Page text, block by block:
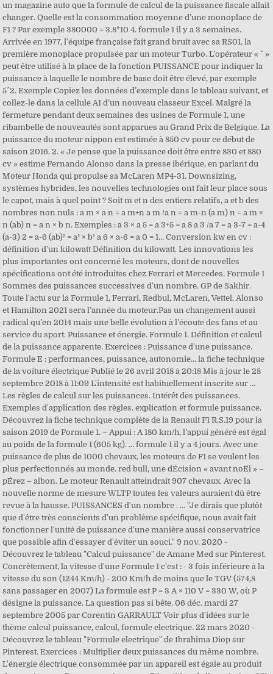
un magazine auto que la formule de calcul de la puissance fiscale allait
changer. Quelle est la consommation moyenne d’une monoplace de
F1 ? Par exemple 380000 = 3.8*10 4. formule 1 il y a 3 semaines.
Arrivée en 1977, l'équipe française fait grand bruit avec sa RS01, la
première monoplace propulsée par un moteur Turbo. L’opérateur « ^ »
peut être utilisé à la place de la fonction PUISSANCE pour indiquer la
puissance à laquelle le nombre de base doit être élevé, par exemple
5^2. Exemple Copiez les données d’exemple dans le tableau suivant, et
collez-le dans la cellule A1 d’un nouveau classeur Excel. Malgré la
fermeture pendant deux semaines des usines de Formule 1, une
ribambelle de nouveautés sont apparues au Grand Prix de Belgique. La
puissance du moteur nippon est estimée à 850 cv pour ce début de
saison 2016. 2. « Je pense que la puissance doit être entre 830 et 880
cv » estime Fernando Alonso dans la presse ibérique, en parlant du
Moteur Honda qui propulse sa McLaren MP4-31. Downsizing,
systèmes hybrides, les nouvelles technologies ont fait leur place sous
le capot, mais à quel point ? Soit m et n des entiers relatifs, a et b des
nombres non nuls : a m × a n = a m+n a m /a n = a m-n (a m) n = a m ×
n (ab) n = a n × b n. Exemples : a 3 × a 5 = a 3+5 = a 8 a 3 /a 7 = a 3-7 = a-4
(a-3) 2 = a-6 (ab)² = a² × b² a 6 × a-6 = a 0 = 1… Conversion kw en cv :
définition d'un kilowatt Définition du kilowatt. Les innovations les
plus importantes ont concerné les moteurs, dont de nouvelles
spécifications ont été introduites chez Ferrari et Mercedes. Formule 1
Sommes des puissances successives d'un nombre. GP de Sakhir.
Toute l'actu sur la Formule 1, Ferrari, Redbul, McLaren, Vettel, Alonso
et Hamilton 2021 sera l’année du moteur.Pas un changement aussi
radical qu’en 2014 mais une belle évolution à l’écoute des fans et au
service du sport. Puissance et énergie. Formule 1. Définition et calcul
de la puissance apparente. Exercices : Puissance d'une puissance.
Formule E : performances, puissance, autonomie… la fiche technique
de la voiture électrique Publié le 26 avril 2018 à 20:18 Mis à jour le 28
septembre 2018 à 11:09 L'intensité est habituellement inscrite sur …
Les règles de calcul sur les puissances. Intérêt des puissances.
Exemples d'application des règles. explication et formule puissance.
Découvrez la fiche technique complète de la Renault F1 R.S.19 pour la
saison 2019 de Formule 1. – Appui : A 180 km/h, l’appui généré est égal
au poids de la formule 1 (605 kg). ... formule 1 il y a 4 jours. Avec une
puissance de plus de 1000 chevaux, les moteurs de F1 se veulent les
plus perfectionnés au monde. red bull, une dÉcision « avant noËl » –
pÉrez – albon. Le moteur Renault atteindrait 907 chevaux. Avec la
nouvelle norme de mesure WLTP toutes les valeurs auraient dû être
revue à la hausse. PUISSANCES d'un nombre . ... "Je dirais que plutôt
que d'être très conscients d'un problème spécifique, nous avait fait
fonctionner l'unité de puissance d'une manière aussi conservatrice
que possible afin d'essayer d'éviter un souci." 9 nov. 2020 -
Découvrez le tableau "Calcul puissance" de Amane Med sur Pinterest.
Concrètement, la vitesse d'une Formule 1 c'est : - 3 fois inférieure à la
vitesse du son (1244 Km/h) - 200 Km/h de moins que le TGV (574,8
sans passager en 2007) La formule est P = 3 A × 110 V = 330 W, où P
désigne la puissance. La question pas si bête. 06 déc. mardi 27
septembre 2005 par Corentin GARRAULT Voir plus d'idées sur le
thème calcul puissance, calcul, formule electrique. 22 mars 2020 -
Découvrez le tableau "Formule electrique" de Ibrahima Diop sur
Pinterest. Exercices : Multiplier deux puissances du même nombre.
L'énergie électrique consommée par un appareil est égale au produit